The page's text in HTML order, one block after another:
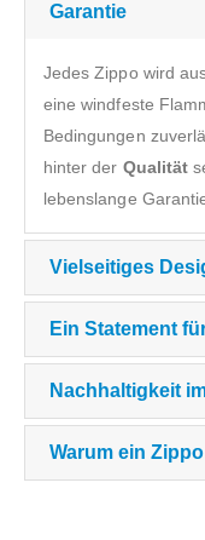
Garantie
Jedes Zippo wird
eine windfeste
Bedingungen
hinter der Qualität
lebenslange
Vielseitiges
Ein Statement
Nachhaltigkeit
Warum ein